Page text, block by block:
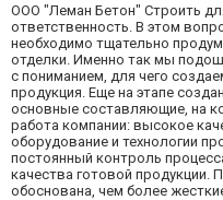
ООО "Леман Бетон" Строить
ответственность. В этом
необходимо тщательно
отделки. Именно так мы
с пониманием, для чего
продукция. Еще на этапе
основные составляющие, на
работа компании: высокое
оборудование и технологии
постоянный контроль
качества готовой продукции.
обоснована, чем более